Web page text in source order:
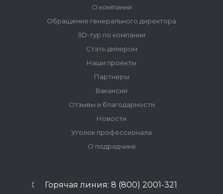
О компании
Обращение генерального директора
3D-тур по компании
Стать дилером
Наши проекты
Партнеры
Вакансии
Отзывы и благодарности
Новости
Уголок профессионала
О подрядчике
Горячая линия: 8 (800) 2001-321